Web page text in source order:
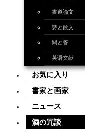
書道論文
詩と散文
問と答
英语文献
お気に入り
書家と画家
ニュース
酒の冗談